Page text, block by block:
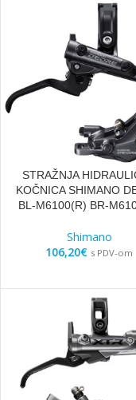
STRAŽNJA
KOČNICA SHIMANO
BL-M6100(R) BR-
Shimano
106,20€ s PDV-om